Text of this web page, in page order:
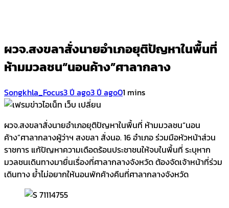
ผวจ.สงขลาสั่งนายอำเภอยุติปัญหาในพื้นที่
ห้ามมวลชน“นอนค้าง”ศาลากลาง
Songkhla_Focus3 ปี ago3 ปี ago01 mins
ผวจ.สงขลาสั่งนายอำเภอยุติปัญหาในพื้นที่ ห้ามมวลชน“นอน
ค้าง”ศาลากลางผู้ว่าฯ สงขลา สั่งนอ. 16 อำเภอ ร่วมมือหัวหน้าส่วน
ราชการ แก้ปัญหาความเดือดร้อนประชาชนให้จบในพื้นที่ ระบุหาก
มวลชนเดินทางมายื่นเรื่องที่ศาลากลางจังหวัด ต้องจัดเจ้าหน้าที่ร่วม
เดินทาง ย้ำไม่อยากให้นอนพักค้างคืนที่ศาลากลางจังหวัด